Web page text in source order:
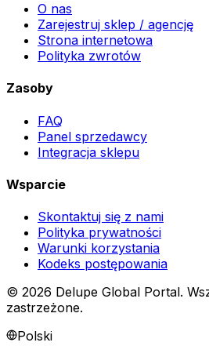
O nas
Zarejestruj sklep / agencję
Strona internetowa
Polityka zwrotów
Zasoby
FAQ
Panel sprzedawcy
Integracja sklepu
Wsparcie
Skontaktuj się z nami
Polityka prywatności
Warunki korzystania
Kodeks postępowania
© 2026 Delupe Global Portal.
zastrzeżone.
Polski